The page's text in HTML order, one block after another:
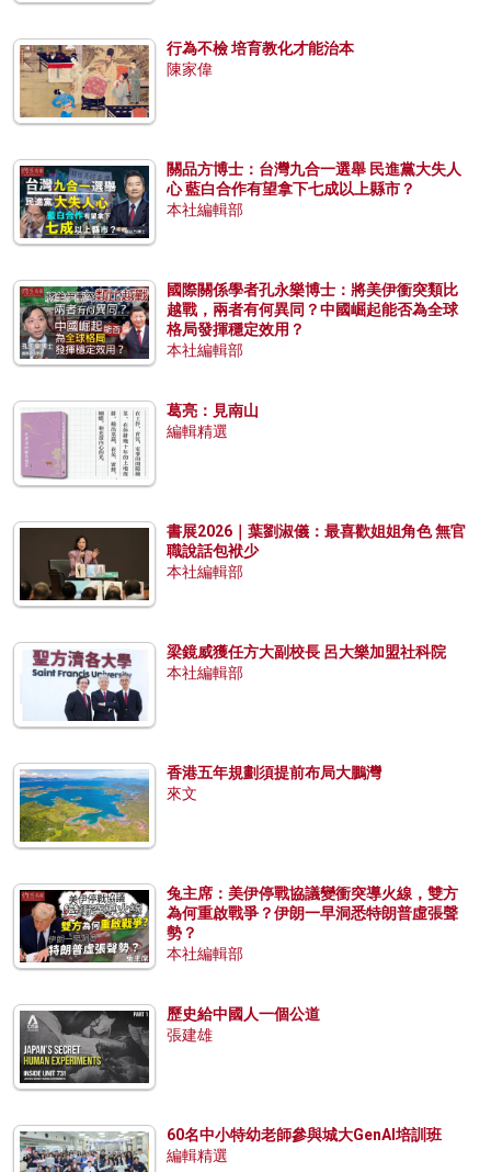
行為不檢 培育教化才能治本
陳家偉
關品方博士：台灣九合一選舉 民進黨大失人
心 藍白合作有望拿下七成以上縣市？
本社編輯部
國際關係學者孔永樂博士：將美伊衝突類比
越戰，兩者有何異同？中國崛起能否為全球
格局發揮穩定效用？
本社編輯部
葛亮：見南山
編輯精選
書展2026｜葉劉淑儀：最喜歡姐姐角色 無官
職說話包袱少
本社編輯部
梁鏡威獲任方大副校長 呂大樂加盟社科院
本社編輯部
香港五年規劃須提前布局大鵬灣
來文
兔主席：美伊停戰協議變衝突導火線，雙方
為何重啟戰爭？伊朗一早洞悉特朗普虛張聲
勢？
本社編輯部
歷史給中國人一個公道
張建雄
60名中小特幼老師參與城大GenAI培訓班
編輯精選